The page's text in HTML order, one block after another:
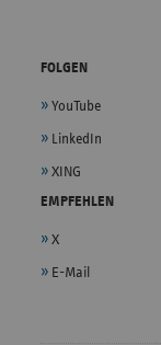
FOLGEN
YouTube
LinkedIn
XING
EMPFEHLEN
X
E-Mail